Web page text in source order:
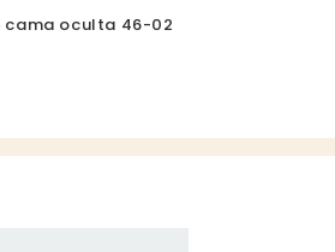
cama oculta 46-02